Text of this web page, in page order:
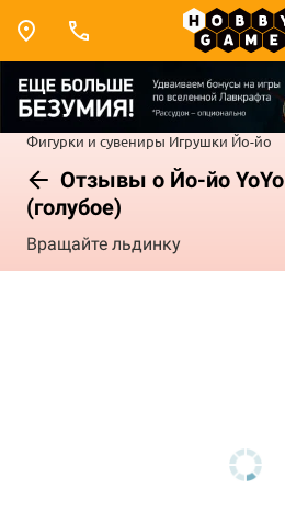
Фигурки и сувениры Игрушки Йо-йо
Отзывы о Йо-йо
(голубое)
Вращайте льдинку